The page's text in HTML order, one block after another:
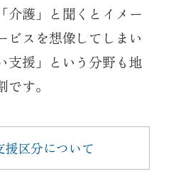
介護」と聞くとイメー
ビスを想像してしまい
支援」という分野も地
す。
援区分について